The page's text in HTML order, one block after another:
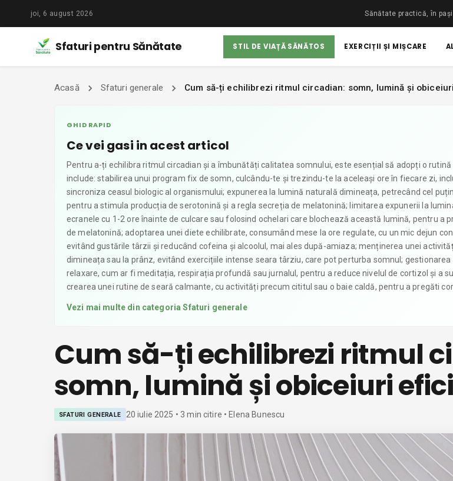
joi, 6 august 2026 Sănătate practică, în pași
Sfaturi pentru Sănătate STIL DE VIAȚĂ SĂNĂTOS EXERCIȚII ȘI MIȘCARE
Acasă Sfaturi generale Cum să-ți echilibrezi ritmul circadian: somn, lumină și
GHID RAPID
Ce vei gasi in acest articol
Pentru a-ți echilibra ritmul circadian și a îmbunătăți calitatea somnului, este esențial să adopți o
include: stabilirea unui program fix de somn, culcându-te și trezindu-te la aceleași ore în fiecare zi,
sincroniza ceasul biologic al organismului; expunerea la lumină naturală dimineața, petrecând cel
pentru a stimula producția de serotonină și a regla secreția de melatonină; limitarea expunerii la
ecranele cu 1-2 ore înainte de culcare sau folosind ochelari care blochează această lumină, pentru a
de melatonină; adoptarea unei diete echilibrate, consumând mese la ore regulate, cu un mic dejun
evitând gustările târzii și reducând cofeina și alcoolul, mai ales după-amiaza; menținerea unei
dimineața sau la prânz, evitând exercițiile intense seara târziu, care pot perturba somnul;
relaxare, cum ar fi meditația, respirația profundă sau jurnalul, pentru a reduce nivelul de cortizol și a
crearea unei rutine de seară calmante, cu activități precum cititul sau o baie caldă, pentru a pregăti
Vezi mai multe din categoriaSfaturi generale
Cum să-ți echilibrezi ritmul
somn, lumină și obiceiuri
SFATURI GENERALE 20 iulie 2025 • 3 min citire • Elena Bunescu